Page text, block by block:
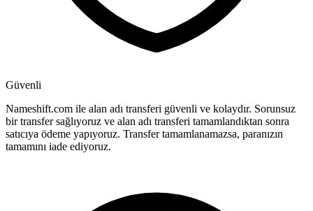
Güvenli
Nameshift.com ile alan adı transferi güvenli ve kolaydır. Sorunsuz
bir transfer sağlıyoruz ve alan adı transferi tamamlandıktan sonra
satıcıya ödeme yapıyoruz. Transfer tamamlanamazsa, paranızın
tamamını iade ediyoruz.